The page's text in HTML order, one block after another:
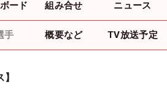
ード 組み合せ ニュース
手 概要など TV放送予定